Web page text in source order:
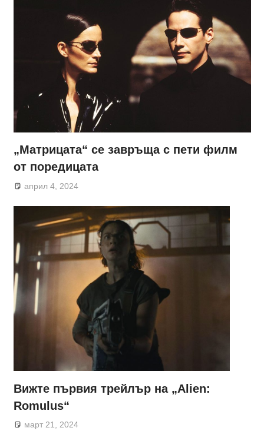
„Матрицата“ се завръща с пети филм
от поредицата
април 4, 2024
Вижте първия трейлър на „Alien:
Romulus“
март 21, 2024